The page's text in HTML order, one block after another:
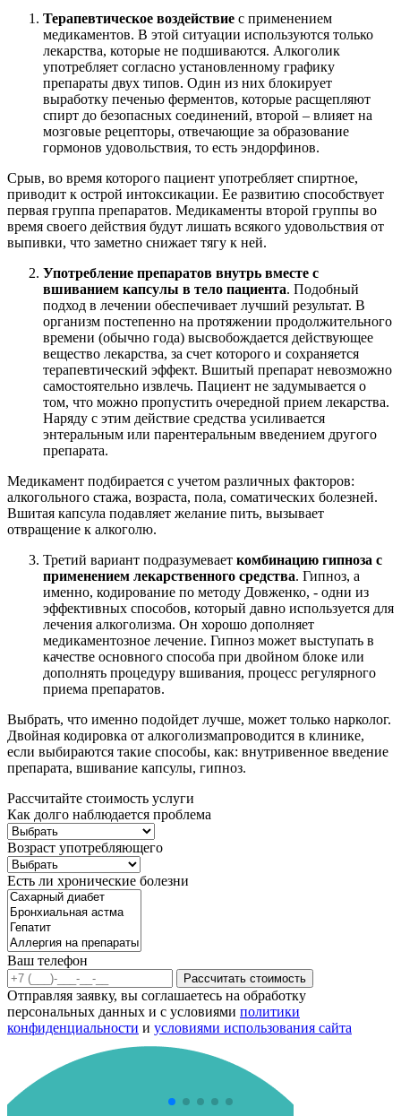
Терапевтическое воздействие с применением
медикаментов. В этой ситуации используются только
лекарства, которые не подшиваются. Алкоголик
употребляет согласно установленному графику
препараты двух типов. Один из них блокирует
выработку печенью ферментов, которые расщепляют
спирт до безопасных соединений, второй – влияет на
мозговые рецепторы, отвечающие за образование
гормонов удовольствия, то есть эндорфинов.
Срыв, во время которого пациент употребляет спиртное,
приводит к острой интоксикации. Ее развитию способствует
первая группа препаратов. Медикаменты второй группы во
время своего действия будут лишать всякого удовольствия от
выпивки, что заметно снижает тягу к ней.
Употребление препаратов внутрь вместе с
вшиванием капсулы в тело пациента. Подобный
подход в лечении обеспечивает лучший результат. В
организм постепенно на протяжении продолжительного
времени (обычно года) высвобождается действующее
вещество лекарства, за счет которого и сохраняется
терапевтический эффект. Вшитый препарат невозможно
самостоятельно извлечь. Пациент не задумывается о
том, что можно пропустить очередной прием лекарства.
Наряду с этим действие средства усиливается
энтеральным или парентеральным введением другого
препарата.
Медикамент подбирается с учетом различных факторов:
алкогольного стажа, возраста, пола, соматических болезней.
Вшитая капсула подавляет желание пить, вызывает
отвращение к алкоголю.
Третий вариант подразумевает комбинацию гипноза с
применением лекарственного средства. Гипноз, а
именно, кодирование по методу Довженко, - одни из
эффективных способов, который давно используется для
лечения алкоголизма. Он хорошо дополняет
медикаментозное лечение. Гипноз может выступать в
качестве основного способа при двойном блоке или
дополнять процедуру вшивания, процесс регулярного
приема препаратов.
Выбрать, что именно подойдет лучше, может только нарколог.
Двойная кодировка от алкоголизмапроводится в клинике,
если выбираются такие способы, как: внутривенное введение
препарата, вшивание капсулы, гипноз.
Рассчитайте стоимость услуги
Как долго наблюдается проблема
Возраст употребляющего
Есть ли хронические болезни
Ваш телефон
Рассчитать стоимость
Отправляя заявку, вы соглашаетесь на обработку
персональных данных и с условиями политики
конфиденциальности и условиями использования сайта